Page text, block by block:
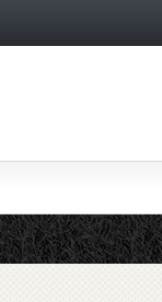
本代表の戦術論（１）～